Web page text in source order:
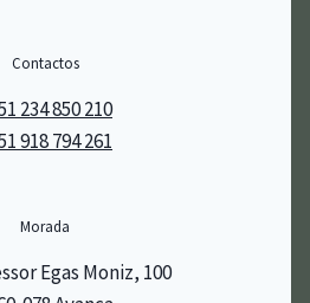
Contactos
234 850 210
918 794 261
Morada
Egas Moniz, 100